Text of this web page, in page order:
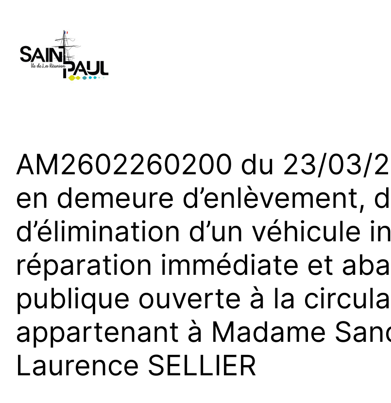
AM2602260200 du 23/03/
en demeure d’enlèvement,
d’élimination d’un véhicule
réparation immédiate et
publique ouverte à la
appartenant à Madame
Laurence SELLIER